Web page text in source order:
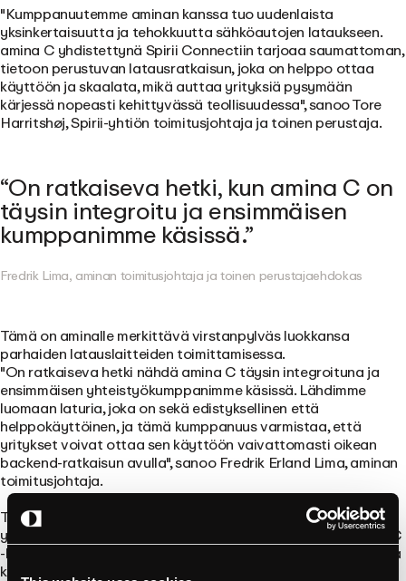
"Kumppanuutemme aminan kanssa tuo uudenlaista
yksinkertaisuutta ja tehokkuutta sähköautojen lataukseen.
amina C yhdistettynä Spirii Connectiin tarjoaa saumattoman,
tietoon perustuvan latausratkaisun, joka on helppo ottaa
käyttöön ja skaalata, mikä auttaa yrityksiä pysymään
kärjessä nopeasti kehittyvässä teollisuudessa", sanoo Tore
Harritshøj, Spirii-yhtiön toimitusjohtaja ja toinen perustaja.
On ratkaiseva hetki, kun amina C on
täysin integroitu ja ensimmäisen
kumppanimme käsissä.
Fredrik Lima, aminan toimitusjohtaja ja toinen perustajaehdokas
Tämä on aminalle merkittävä virstanpylväs luokkansa
parhaiden latauslaitteiden toimittamisessa.
"On ratkaiseva hetki nähdä amina C täysin integroituna ja
ensimmäisen yhteistyökumppanimme käsissä. Lähdimme
luomaan laturia, joka on sekä edistyksellinen että
helppokäyttöinen, ja tämä kumppanuus varmistaa, että
yritykset voivat ottaa sen käyttöön vaivattomasti oikean
backend-ratkaisun avulla",sanoo Fredrik Erland Lima, aminan
toimitusjohtaja.
Tuotannon lisääntyessä yritykset ja latauspisteiden
ylläpitäjät saavat pian käyttöönsä entistä enemmän amina C
-latureita, jotka mahdollistavat vaivattoman käyttöönoton ja
kustannustehokkaan sähköautojen latauksen.